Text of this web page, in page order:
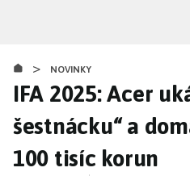
obsahu
> NOVINKY
IFA 2025: Acer
šestnácku“ a
100 tisíc korun